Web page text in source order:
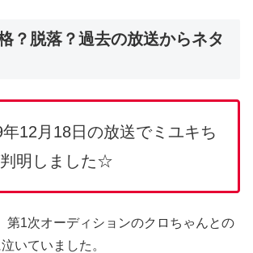
？脱落？過去の放送からネタ
12月18日の放送でミユキち
明しました☆
第1次オーディションのクロちゃんとの
いていました。